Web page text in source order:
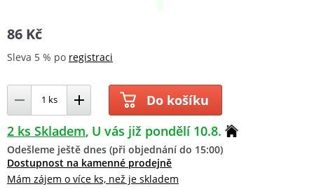
86 Kč
Sleva 5 % po registraci
Do košíku
2 ks Skladem U vás již pondělí 10.8.
Odešleme ještě dnes (při objednání do 15:00)
Dostupnost na kamenné prodejně
Mám zájem o více ks, než je skladem